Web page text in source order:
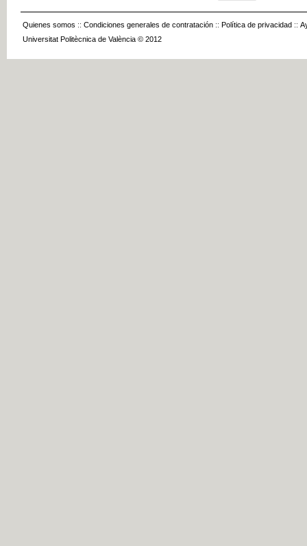
Quienes somos :: Condiciones generales de contratación :: Política de privacidad ::
Universitat Politècnica de València © 2012